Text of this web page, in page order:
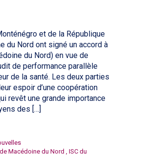
et de la République
du Nord ont signé un accord à
du Nord) en vue de
de performance parallèle
de la santé. Les deux parties
espoir d’une coopération
revêt une grande importance
des […]
Macédoine du Nord , ISC du